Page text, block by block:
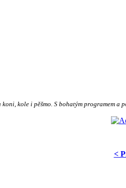
kole i pěšmo. S bohatým programem a
<